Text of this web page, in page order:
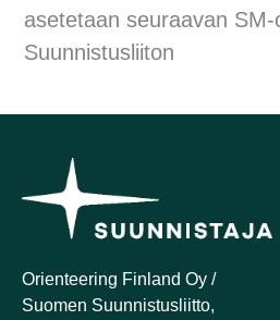
asetetaan seuraavan SM-
Suunnistusliiton
Orienteering Finland Oy /
Suomen Suunnistusliitto,